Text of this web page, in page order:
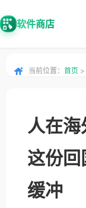
软件商店
当前位置： 首页 >
人在海
这份回
缓冲